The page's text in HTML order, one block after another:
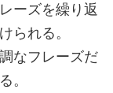
ーズを繰り返
られる。
なフレーズだ
。